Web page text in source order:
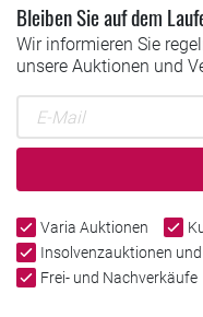
Bleiben Sie auf dem
Wir informieren Sie
unsere Auktionen und
Varia Auktionen
Insolvenzauktionen
Frei- und Nachverkäufe